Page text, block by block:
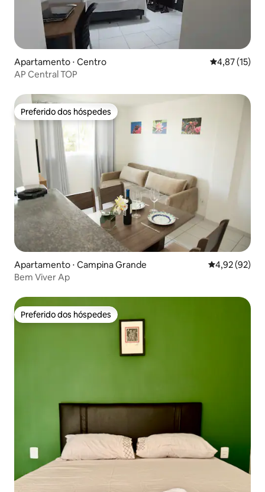
Apartamento ⋅ Centro 4,87 de uma
4,87 (15)
AP Central TOP
Preferido dos hóspedes
Preferido dos hóspedes
Apartamento ⋅ Campina Grande 4,92 de uma
4,92 (92)
Bem Viver Ap
Preferido dos hóspedes
Preferido dos hóspedes